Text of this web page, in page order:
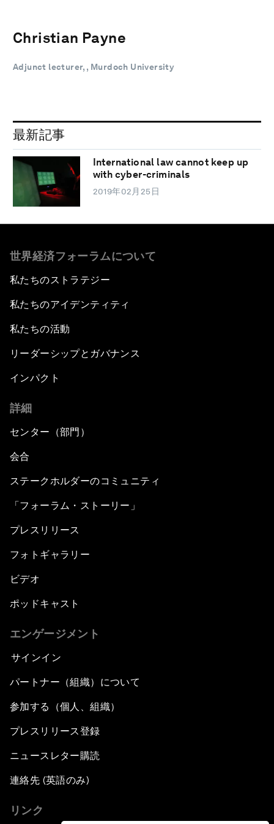
Christian Payne
Adjunct lecturer, , Murdoch University
最新記事
International law cannot keep up
with cyber-criminals
2019年02月25日
世界経済フォーラムについて
私たちのストラテジー
私たちのアイデンティティ
私たちの活動
リーダーシップとガバナンス
インパクト
詳細
センター（部門）
会合
ステークホルダーのコミュニティ
「フォーラム・ストーリー」
プレスリリース
フォトギャラリー
ビデオ
ポッドキャスト
エンゲージメント
サインイン
パートナー（組織）について
参加する（個人、組織）
プレスリリース登録
ニュースレター購読
連絡先 (英語のみ)
リンク